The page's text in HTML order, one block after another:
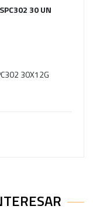
30 UN
30X12G